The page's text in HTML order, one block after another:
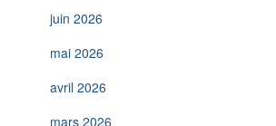
juin 2026
mai 2026
avril 2026
mars 2026